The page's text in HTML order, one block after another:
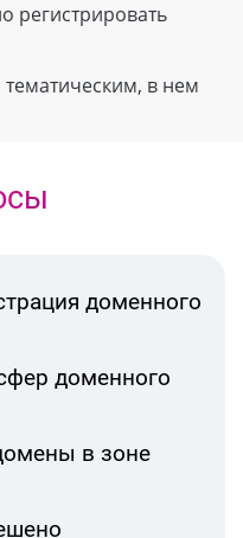
регистрировать
тематическим, в нем
доменного
доменного
в зоне